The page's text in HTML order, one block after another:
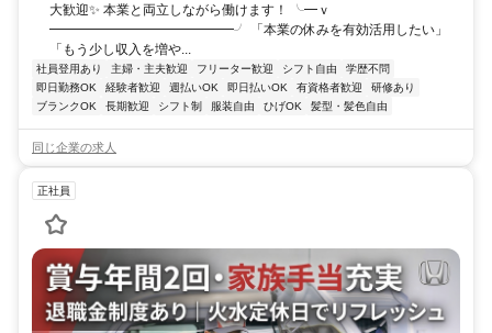
大歓迎✨ 本業と両立しながら働けます！ ╰━ｖ
━━━━━━━━━━━━━━╯ 「本業の休みを有効活用したい」
「もう少し収入を増や...
社員登用あり 主婦・主夫歓迎 フリーター歓迎 シフト自由
学歴不問
即日勤務OK
経験者歓迎 週払いOK 即日払いOK 有資格者歓迎
研修あり
ブランクOK
長期歓迎 シフト制 服装自由 ひげOK 髪型・髪色自由
同じ企業の求人
正社員